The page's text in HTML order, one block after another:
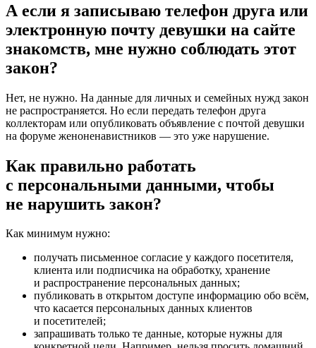
А если я записываю телефон друга или
электронную почту девушки на сайте
знакомств, мне нужно соблюдать этот
закон?
Нет, не нужно. На данные для личных и семейных нужд закон
не распространяется. Но если передать телефон друга
коллекторам или опубликовать объявление с почтой девушки
на форуме женоненавистников — это уже нарушение.
Как правильно работать
с персональными данными, чтобы
не нарушить закон?
Как минимум нужно:
получать письменное согласие у каждого посетителя,
клиента или подписчика на обработку, хранение
и распространение персональных данных;
публиковать в открытом доступе информацию обо всём,
что касается персональных данных клиентов
и посетителей;
запрашивать только те данные, которые нужны для